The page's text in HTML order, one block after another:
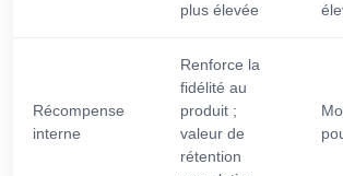
plus élevée
Récompense
interne
Renforce la
fidélité au
produit ;
valeur de
rétention